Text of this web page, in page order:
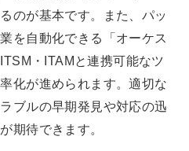
のが基本です。また、パッ
を自動化できる「オーケス
・ITAMと連携可能なツ
化が進められます。適切な
ブルの早期発見や対応の迅
期待できます。